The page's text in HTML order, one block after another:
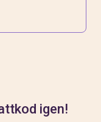
igen!